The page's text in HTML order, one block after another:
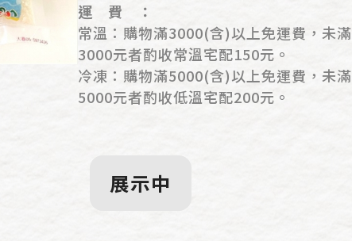
運
費
：
常溫：購物滿3000(含)以上免運費，未滿
3000元者酌收常溫宅配150元。
冷凍：購物滿5000(含)以上免運費，未滿
5000元者酌收低溫宅配200元。
展示中